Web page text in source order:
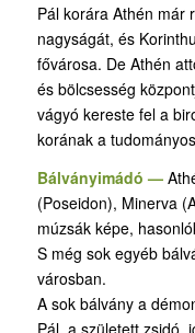
Pál korára Athén már
nagyságát, és
fővárosa. De Athén
és bölcsesség
vágyó kereste fel a
korának a
Bálványimádó —
(Poseidon), Minerva
múzsák képe,
S még sok egyéb
városban.
A sok bálvány a
Pál, a született zsidó,